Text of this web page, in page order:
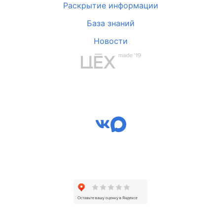
Раскрытие информации
База знаний
Новости